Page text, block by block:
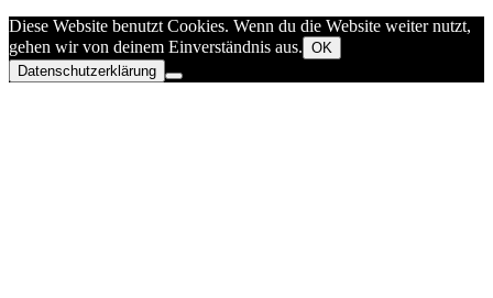
Diese Website benutzt Cookies. Wenn du die Website weiter nutzt,
gehen wir von deinem Einverständnis aus. OK
Datenschutzerklärung